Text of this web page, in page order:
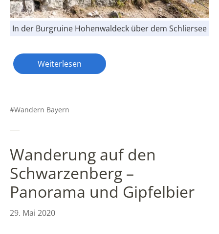
In der Burgruine Hohenwaldeck über dem Schliersee
Weiterlesen
Wandern Bayern
Wanderung auf den
Schwarzenberg –
Panorama und Gipfelbier
29. Mai 2020